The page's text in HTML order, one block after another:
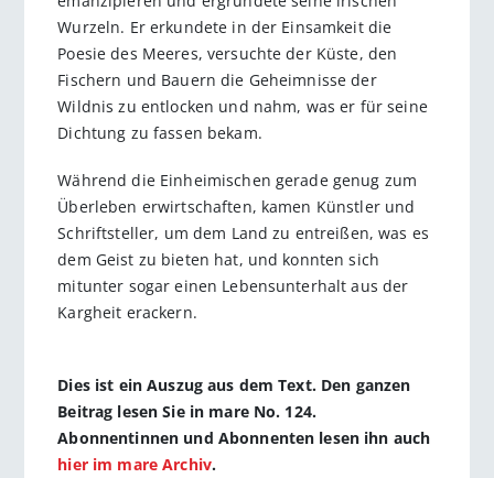
Wurzeln. Er erkundete in der Einsamkeit die
Poesie des Meeres, versuchte der Küste, den
Fischern und Bauern die Geheimnisse der
Wildnis zu entlocken und nahm, was er für seine
Dichtung zu fassen bekam.
Während die Einheimischen gerade genug zum
Überleben erwirtschaften, kamen Künstler und
Schriftsteller, um dem Land zu entreißen, was es
dem Geist zu bieten hat, und konnten sich
mitunter sogar einen Lebensunterhalt aus der
Kargheit erackern.
Dies ist ein Auszug aus dem Text. Den ganzen
Beitrag lesen Sie in mare No. 124.
Abonnentinnen und Abonnenten lesen ihn auch
hier im mare Archiv.